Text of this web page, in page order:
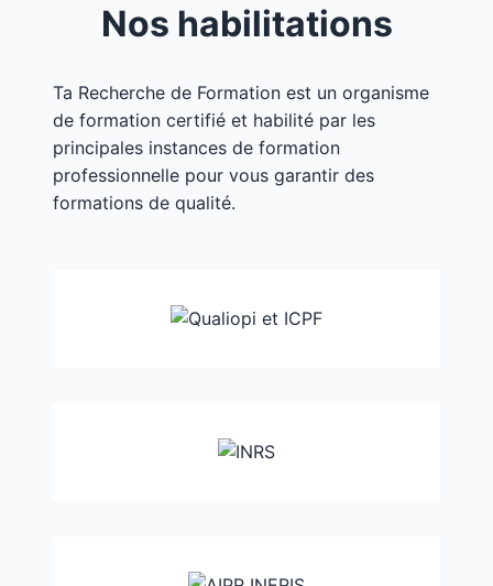
Nos habilitations
Ta Recherche de Formation est un organisme
de formation certifié et habilité par les
principales instances de formation
professionnelle pour vous garantir des
formations de qualité.